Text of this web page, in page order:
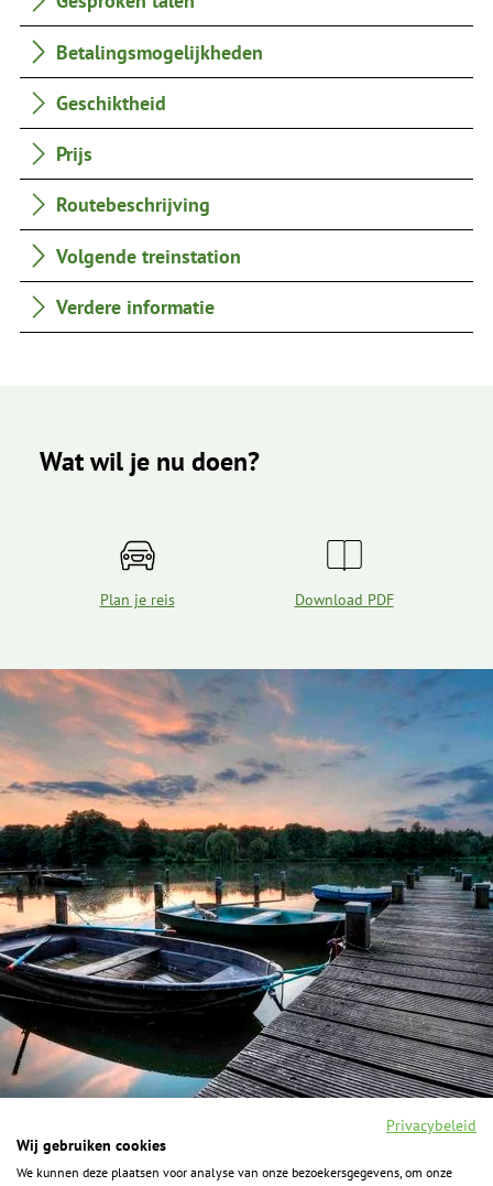
Betalingsmogelijkheden
Geschiktheid
Prijs
Routebeschrijving
Volgende treinstation
Verdere informatie
Wat wil je nu doen?
Plan je reis Download PDF
F I Y P
Privacybeleid
Wij gebruiken cookies
We kunnen deze plaatsen voor analyse van onze bezoekersgegevens, om onze